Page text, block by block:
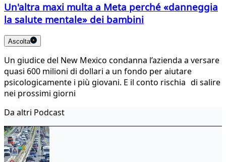
Un'altra maxi multa a Meta perché «danneggia
la salute mentale» dei bambini
Ascolta
Un giudice del New Mexico condanna l’azienda a versare
quasi 600 milioni di dollari a un fondo per aiutare
psicologicamente i più giovani. E il conto rischia di salire
nei prossimi giorni
Da altri Podcast